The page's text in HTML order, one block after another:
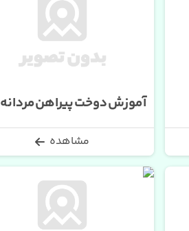
آموزش دوخت پیراهن مردانه
مشاهده